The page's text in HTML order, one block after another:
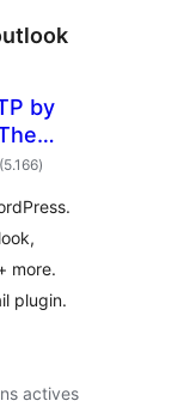
by
SMTP
(5.166puntuacions
totals
)
more.
plugin.
actives